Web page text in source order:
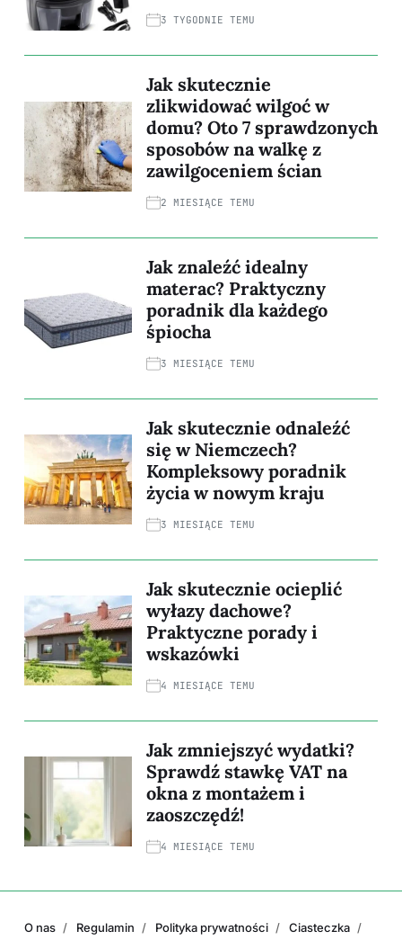
3 TYGODNIE TEMU
Jak skutecznie
zlikwidować wilgoć w
domu? Oto 7 sprawdzonych
sposobów na walkę z
zawilgoceniem ścian
2 MIESIĄCE TEMU
Jak znaleźć idealny
materac? Praktyczny
poradnik dla każdego
śpiocha
3 MIESIĄCE TEMU
Jak skutecznie odnaleźć
się w Niemczech?
Kompleksowy poradnik
życia w nowym kraju
3 MIESIĄCE TEMU
Jak skutecznie ocieplić
wyłazy dachowe?
Praktyczne porady i
wskazówki
4 MIESIĄCE TEMU
Jak zmniejszyć wydatki?
Sprawdź stawkę VAT na
okna z montażem i
zaoszczędź!
4 MIESIĄCE TEMU
O nas Regulamin Polityka prywatności
Ciasteczka